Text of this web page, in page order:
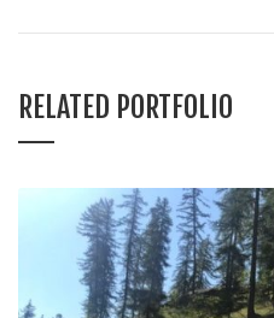
RELATED PORTFOLIO